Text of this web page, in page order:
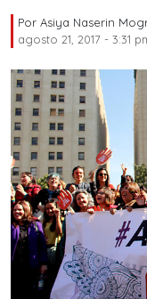
Por Asiya Naserin
agosto 21, 2017 - 3:31